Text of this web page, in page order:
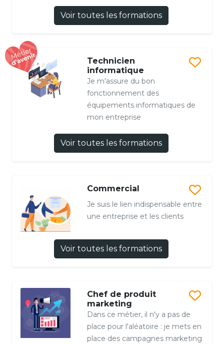
Voir toutes les formations
Technicien
informatique
Je m'assure du bon
fonctionnement des
équipements informatiques de
mon entreprise
Voir toutes les formations
Commercial
Je suis le lien indispensable entre
une entreprise et les clients
Voir toutes les formations
Chef de produit
marketing
Dans ce métier, il n'y a pas de
place pour l'aléatoire : je mets en
place des campagnes marketing